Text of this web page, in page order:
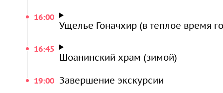
гора Мусса-Ачитара
просто воодушевимся открывающимися
16:00
Ущелье Гоначхир (в теплое время
16:45
Шоанинский храм (зимой)
19:00 Завершение экскурсии